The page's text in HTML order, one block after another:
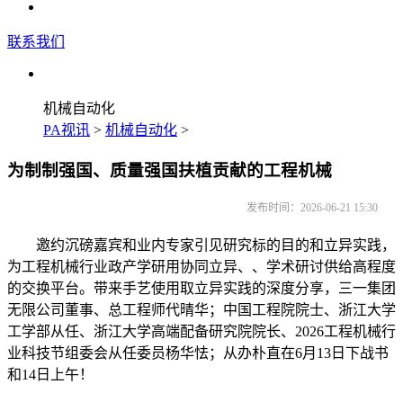
联系我们
机械自动化
PA视讯 > 机械自动化 >
为制制强国、质量强国扶植贡献的工程机械
发布时间：2026-06-21 15:30
邀约沉磅嘉宾和业内专家引见研究标的目的和立异实践，
为工程机械行业政产学研用协同立异、、学术研讨供给高程度
的交换平台。带来手艺使用取立异实践的深度分享，三一集团
无限公司董事、总工程师代晴华；中国工程院院士、浙江大学
工学部从任、浙江大学高端配备研究院院长、2026工程机械行
业科技节组委会从任委员杨华怯；从办朴直在6月13日下战书
和14日上午！